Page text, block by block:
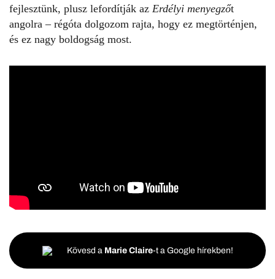
fejlesztünk, plusz lefordítják az Erdélyi menyegzőt
angolra – régóta dolgozom rajta, hogy ez megtörténjen,
és ez nagy boldogság most.
Kövesd a Marie Claire-t a Google hírekben!